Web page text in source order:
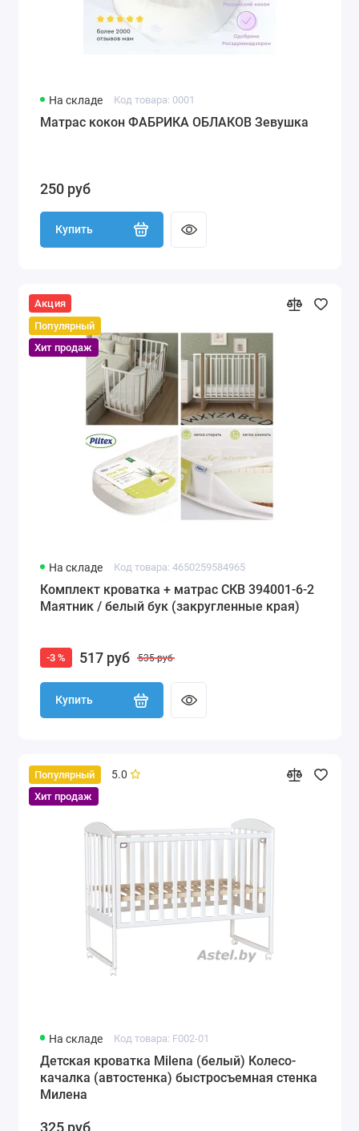
На складе Код товара: 0001
Матрас кокон ФАБРИКА ОБЛАКОВ Зевушка
250 руб
Купить
Акция
Популярный
Хит продаж
На складе Код товара: 4650259584965
Комплект кроватка + матрас СКВ 394001-6-2
Маятник / белый бук (закругленные края)
-3 % 517 руб 535 руб
Купить
Популярный
Хит продаж
5.0
На складе Код товара: F002-01
Детская кроватка Milena (белый) Колесо-
качалка (автостенка) быстросъемная стенка
Милена
325 руб